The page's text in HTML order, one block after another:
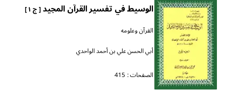
الوسيط في تفسير القرآن المجيد[ ج ١ ]
القرآن وعلومه
أبي الحسن علي بن أحمد الواحدي
الصفحات : 415